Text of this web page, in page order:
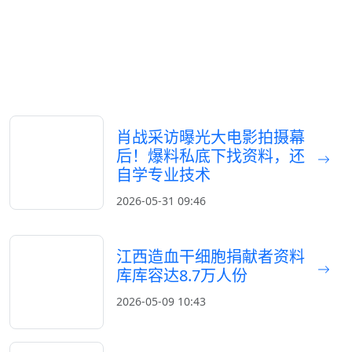
肖战采访曝光大电影拍摄幕
后！爆料私底下找资料，还
自学专业技术
2026-05-31 09:46
江西造血干细胞捐献者资料
库库容达8.7万人份
2026-05-09 10:43